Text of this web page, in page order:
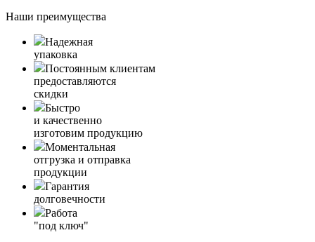
Наши преимущества
Надежная
упаковка
Постоянным клиентам
предоставляются
скидки
Быстро
и качественно
изготовим продукцию
Моментальная
отгрузка и отправка
продукции
Гарантия
долговечности
Работа
"под ключ"